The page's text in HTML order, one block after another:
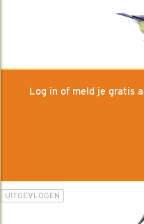
Log in of meld je gratis
UITGEVLOGEN